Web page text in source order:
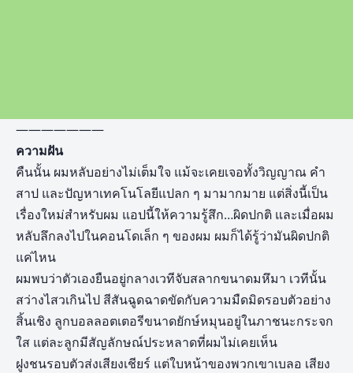
———————
ความฝัน
คืนนั้น ผมหลับอย่างไม่เต็มใจ แม้จะเคยเจอทั้งวิญญาณ คำ
สาป และปัญหาเทคโนโลยีแปลก ๆ มามากมาย แต่สิ่งนี้เป็น
เรื่องใหม่สำหรับผม แอปนี้ให้ความรู้สึก…ผิดปกติ และเมื่อผม
หลับลึกลงไปในคอนโดเล็ก ๆ ของผม ผมก็ได้รู้ว่ามันผิดปกติ
แค่ไหน
ผมพบว่าตัวเองยืนอยู่กลางเวทีจับสลากขนาดมหึมา เวทีนั้น
สว่างไสวเกินไป สีสันฉูดฉาดขัดกับความมืดมิดรอบตัวอย่าง
สิ้นเชิง ลูกบอลลอตเตอรีขนาดยักษ์หมุนอยู่ในภาชนะกระจก
ใส แต่ละลูกมีสัญลักษณ์ประหลาดที่ผมไม่เคยเห็น
ฝูงชนรอบตัวส่งเสียงเชียร์ แต่ใบหน้าของพวกเขาเบลอ เสียง